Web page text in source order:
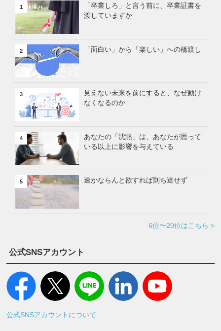
1
「卒業しろ」と言う前に、卒業証書を
渡していますか
2 「面白い」から「楽しい」への橋渡し
3
見えない未来を前にすると、なぜ動け
なくなるのか
4
あなたの「沈黙」は、あなたが思って
いる以上に影響を与えている
5 速かならんと欲すれば則ち達せず
6位〜20位はこちら >
公式SNSアカウント
公式SNSアカウントについて